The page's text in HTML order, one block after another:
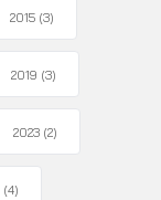
2015 (3)
2019 (3)
2023 (2)
(4)